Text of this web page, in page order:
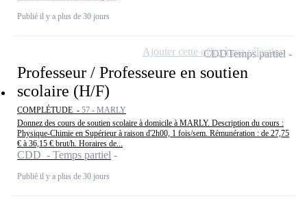
Publié il y a plus de 30 jours
Professeur / Professeure en soutien
scolaire (H/F)
COMPLÉTUDE - 57 - MARLY
Donnez des cours de soutien scolaire à domicile à MARLY. Description du cours :
Physique-Chimie en Supérieur à raison d'2h00, 1 fois/sem. Rémunération : de 27,75
€ à 36,15 € brut/h. Horaires de...
CDD - Temps partiel
Publié il y a plus de 30 jours
CDDTemps partiel
Ajouter cette offre à ma sélection